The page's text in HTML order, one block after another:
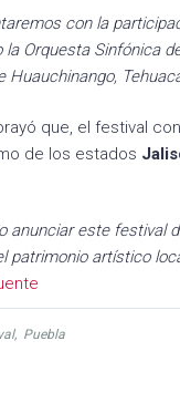
con la
la Orquesta Sinfónica
Huauchinango,
que, el festival
de los estados
anunciar este festival
patrimonio artístico
, Puebla